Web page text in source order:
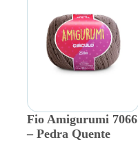
Fio Amigurumi 7066
– Pedra Quente